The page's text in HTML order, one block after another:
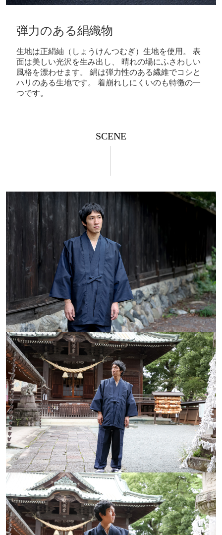
弾力のある絹織物
生地は正絹紬（しょうけんつむぎ）生地を使用。 表
面は美しい光沢を生み出し、 晴れの場にふさわしい
風格を漂わせます。 絹は弾力性のある繊維でコシと
ハリのある生地です。 着崩れしにくいのも特徴の一
つです。
SCENE